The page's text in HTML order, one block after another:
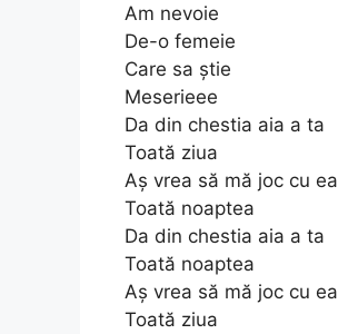
Am nevoie
De-o femeie
Care sa știe
Meserieee
Da din chestia aia a ta
Toată ziua
Aș vrea să mă joc cu ea
Toată noaptea
Da din chestia aia a ta
Toată noaptea
Aș vrea să mă joc cu ea
Toată ziua